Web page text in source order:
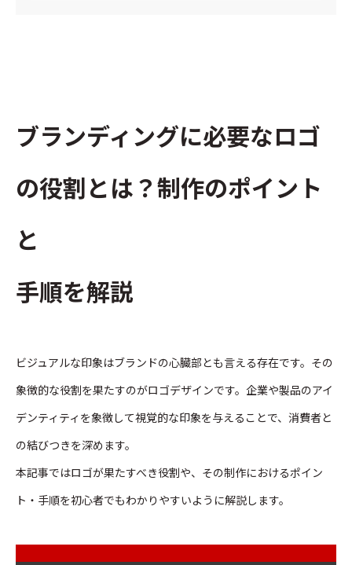
ブランディングに必要なロゴ
の役割とは？制作のポイント
と
手順を解説
ビジュアルな印象はブランドの心臓部とも言える存在です。その
象徴的な役割を果たすのがロゴデザインです。企業や製品のアイ
デンティティを象徴して視覚的な印象を与えることで、消費者と
の結びつきを深めます。
本記事ではロゴが果たすべき役割や、その制作におけるポイン
ト・手順を初心者でもわかりやすいように解説します。